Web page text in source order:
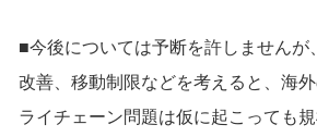
■今後については予断を許しません
改善、移動制限などを考えると、海
ライチェーン問題は仮に起こっても